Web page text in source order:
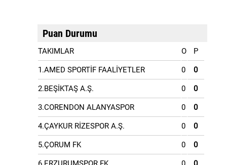
Puan Durumu
TAKIMLAR O P
1.AMED SPORTİF FAALİYETLER 0 0
2.BEŞİKTAŞ A.Ş. 0 0
3.CORENDON ALANYASPOR 0 0
4.ÇAYKUR RİZESPOR A.Ş. 0 0
5.ÇORUM FK 0 0